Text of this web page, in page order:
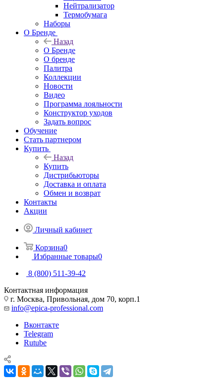
Нейтрализатор
Термобумага
Наборы
О Бренде
Назад
О Бренде
О бренде
Палитра
Коллекции
Новости
Видео
Программа лояльности
Конструктор уходов
Задать вопрос
Обучение
Стать партнером
Купить
Назад
Купить
Дистрибьюторы
Доставка и оплата
Обмен и возврат
Контакты
Акции
Личный кабинет
Корзина0
Избранные товары0
8 (800) 511-39-42
Контактная информация
г. Москва, Привольная, дом 70, корп.1
info@epica-professional.com
Вконтакте
Telegram
Rutube